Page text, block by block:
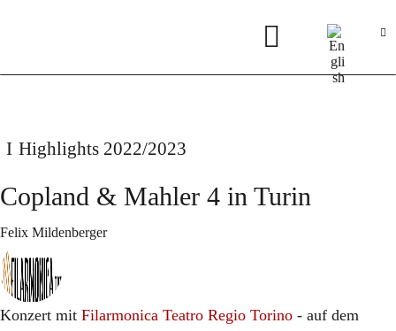
Highlights 2022/2023
Copland & Mahler 4 in Turin
Felix Mildenberger
Konzert mit Filarmonica Teatro Regio Torino - auf dem